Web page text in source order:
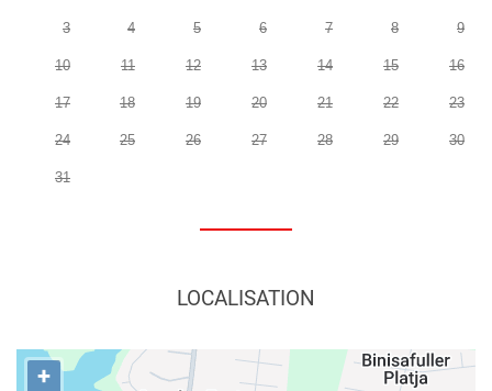
3 4 5 6 7 8 9
10 11 12 13 14 15 16
17 18 19 20 21 22 23
24 25 26 27 28 29 30
31
LOCALISATION
+